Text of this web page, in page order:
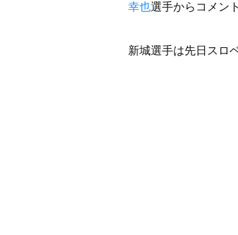
幸也選手からコメン
新城選手は先日スロ